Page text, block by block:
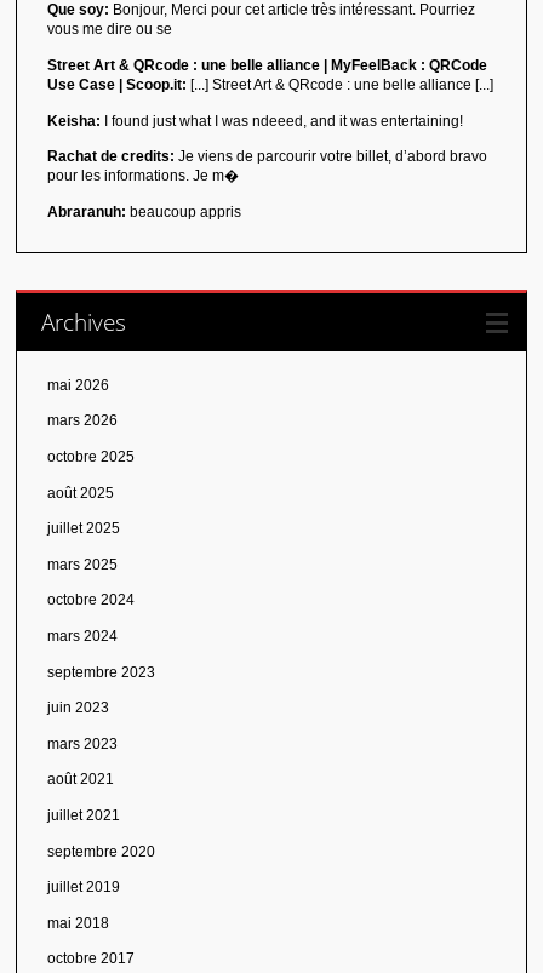
Que soy: Bonjour, Merci pour cet article très intéressant. Pourriez
vous me dire ou se
Street Art & QRcode : une belle alliance | MyFeelBack : QRCode
Use Case | Scoop.it: [...] Street Art & QRcode : une belle alliance [...]
Keisha: I found just what I was ndeeed, and it was entertaining!
Rachat de credits: Je viens de parcourir votre billet, d’abord bravo
pour les informations. Je m�
Abraranuh: beaucoup appris
Archives
mai 2026
mars 2026
octobre 2025
août 2025
juillet 2025
mars 2025
octobre 2024
mars 2024
septembre 2023
juin 2023
mars 2023
août 2021
juillet 2021
septembre 2020
juillet 2019
mai 2018
octobre 2017